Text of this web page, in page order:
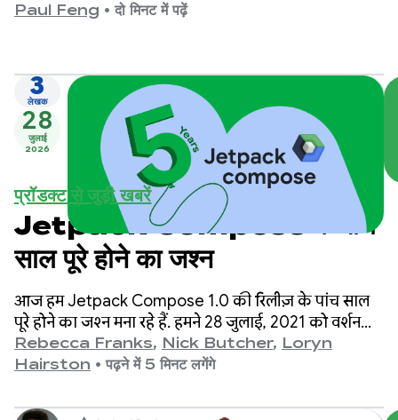
Paul Feng • दो मिनट में पढ़ें
3
लेखक
28
जुलाई
2026
प्रॉडक्ट से जुड़ी खबरें
Jetpack Compose के पांच
साल पूरे होने का जश्न
आज हम Jetpack Compose 1.0 की रिलीज़ के पांच साल
पूरे होने का जश्न मना रहे हैं. हमने 28 जुलाई, 2021 को वर्शन
1.0 लॉन्च किया था. इसके बाद, हमने वर्शन 1.11 लॉन्च किया.
इन वर्शन के बीच, हमने एपीआई में कई बड़े बदलाव किए हैं.
Rebecca Franks, Nick Butcher, Loryn
Hairston • पढ़ने में 5 मिनट लगेंगे